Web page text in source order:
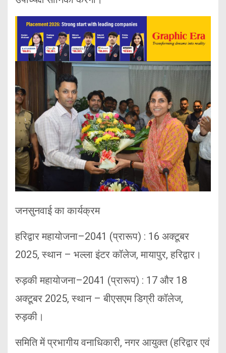
जनसुनवाई का कार्यक्रम
हरिद्वार महायोजना–2041 (प्रारूप) : 16 अक्टूबर
2025, स्थान – भल्ला इंटर कॉलेज, मायापुर, हरिद्वार।
रुड़की महायोजना–2041 (प्रारूप) : 17 और 18
अक्टूबर 2025, स्थान – बीएसएम डिग्री कॉलेज,
रुड़की।
समिति में प्रभागीय वनाधिकारी, नगर आयुक्त (हरिद्वार एवं